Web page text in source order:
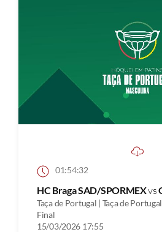
01:54:32
HC Braga SAD/SPORMEXvs
Taça de Portugal | Taça de
Final
15/03/2026 17:55